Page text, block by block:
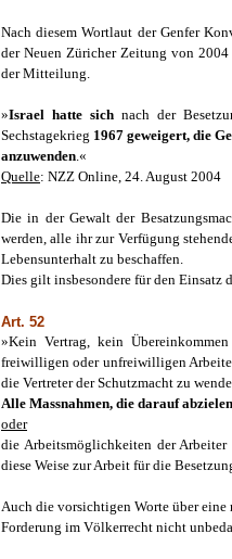
Nach diesem Wortlaut der Genfer
der Neuen Züricher Zeitung von
der Mitteilung.
»Israel hatte sich nach der
Sechstagekrieg 1967 geweigert, die
anzuwenden .«
Quelle: NZZ Online, 24. August 2004
Die in der Gewalt der
werden, alle ihr zur Verfügung
Lebensunterhalt zu beschaffen.
Dies gilt insbesondere für den Einsatz
Art. 52
»Kein Vertrag, kein
freiwilligen oder unfreiwilligen
die Vertreter der Schutzmacht zu
Alle Massnahmen, die darauf
oder
die Arbeitsmöglichkeiten der Arbeiter
diese Weise zur Arbeit für die
Auch die vorsichtigen Worte über
Forderung im Völkerrecht nicht